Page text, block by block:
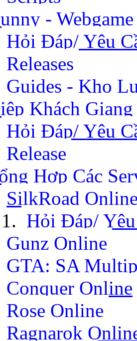
-
Hỏi Đáp/ Yêu
Releases
Guides - Kho
Khách
Hỏi Đáp/ Yêu
Release
Hợp Các
SilkRoad
Hỏi Đáp/
Gunz Online
GTA: SA
Conquer Online
Rose Online
Ragnarok